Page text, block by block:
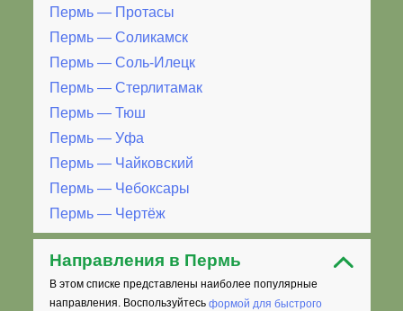
Пермь — Протасы
Пермь — Соликамск
Пермь — Соль-Илецк
Пермь — Стерлитамак
Пермь — Тюш
Пермь — Уфа
Пермь — Чайковский
Пермь — Чебоксары
Пермь — Чертёж
Направления в Пермь
В этом списке представлены наиболее популярные
направления. Воспользуйтесьформой для быстрого